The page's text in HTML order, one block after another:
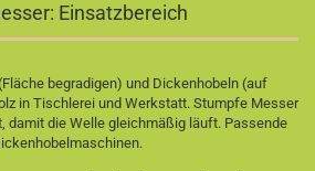
Einsatzbereich
begradigen) und Dickenhobeln (auf
in Tischlerei und Werkstatt. Stumpfe Messer
damit die Welle gleichmäßig läuft. Passende
.